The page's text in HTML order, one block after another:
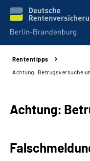
Aktuelles
Presse
Rententipps
Achtung: Betrugsversuche
Achtung: